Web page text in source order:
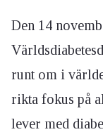
Den 14
runt om i
rikta fokus på
lever med